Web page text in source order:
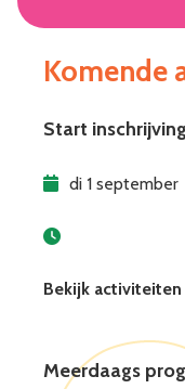
Komende
Start
di 1 september
Meerdaags